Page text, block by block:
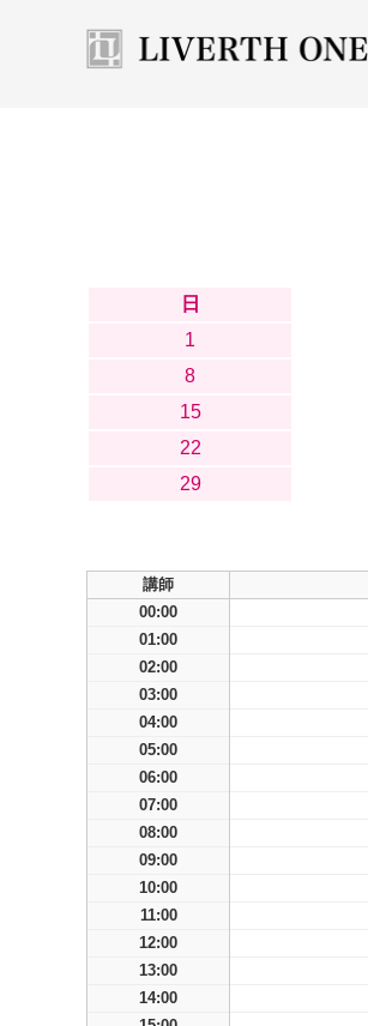
日
1
8
15
22
29
講師
00:00
01:00
02:00
03:00
04:00
05:00
06:00
07:00
08:00
09:00
10:00
11:00
12:00
13:00
14:00